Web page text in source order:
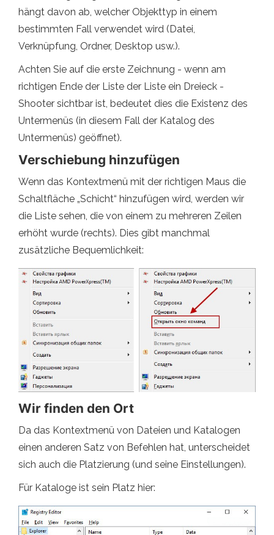
hängt davon ab, welcher Objekttyp in einem
bestimmten Fall verwendet wird (Datei,
Verknüpfung, Ordner, Desktop usw.).
Achten Sie auf die erste Zeichnung - wenn am
richtigen Ende der Liste der Liste ein Dreieck -
Shooter sichtbar ist, bedeutet dies die Existenz des
Untermenüs (in diesem Fall der Katalog des
Untermenüs) geöffnet).
Verschiebung hinzufügen
Wenn das Kontextmenü mit der richtigen Maus die
Schaltfläche „Schicht“ hinzufügen wird, werden wir
die Liste sehen, die von einem zu mehreren Zeilen
erhöht wurde (rechts). Dies gibt manchmal
zusätzliche Bequemlichkeit:
Wir finden den Ort
Da das Kontextmenü von Dateien und Katalogen
einen anderen Satz von Befehlen hat, unterscheidet
sich auch die Platzierung (und seine Einstellungen).
Für Kataloge ist sein Platz hier: